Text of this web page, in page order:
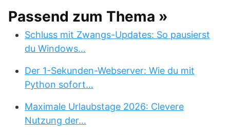
Passend zum Thema »
Schluss mit Zwangs-Updates: So pausierst
du Windows…
Der 1-Sekunden-Webserver: Wie du mit
Python sofort…
Maximale Urlaubstage 2026: Clevere
Nutzung der…